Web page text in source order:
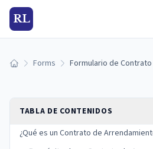
RL
Inicio Forms
TABLA DE CONTENIDOS
¿Qué es un Contrato de